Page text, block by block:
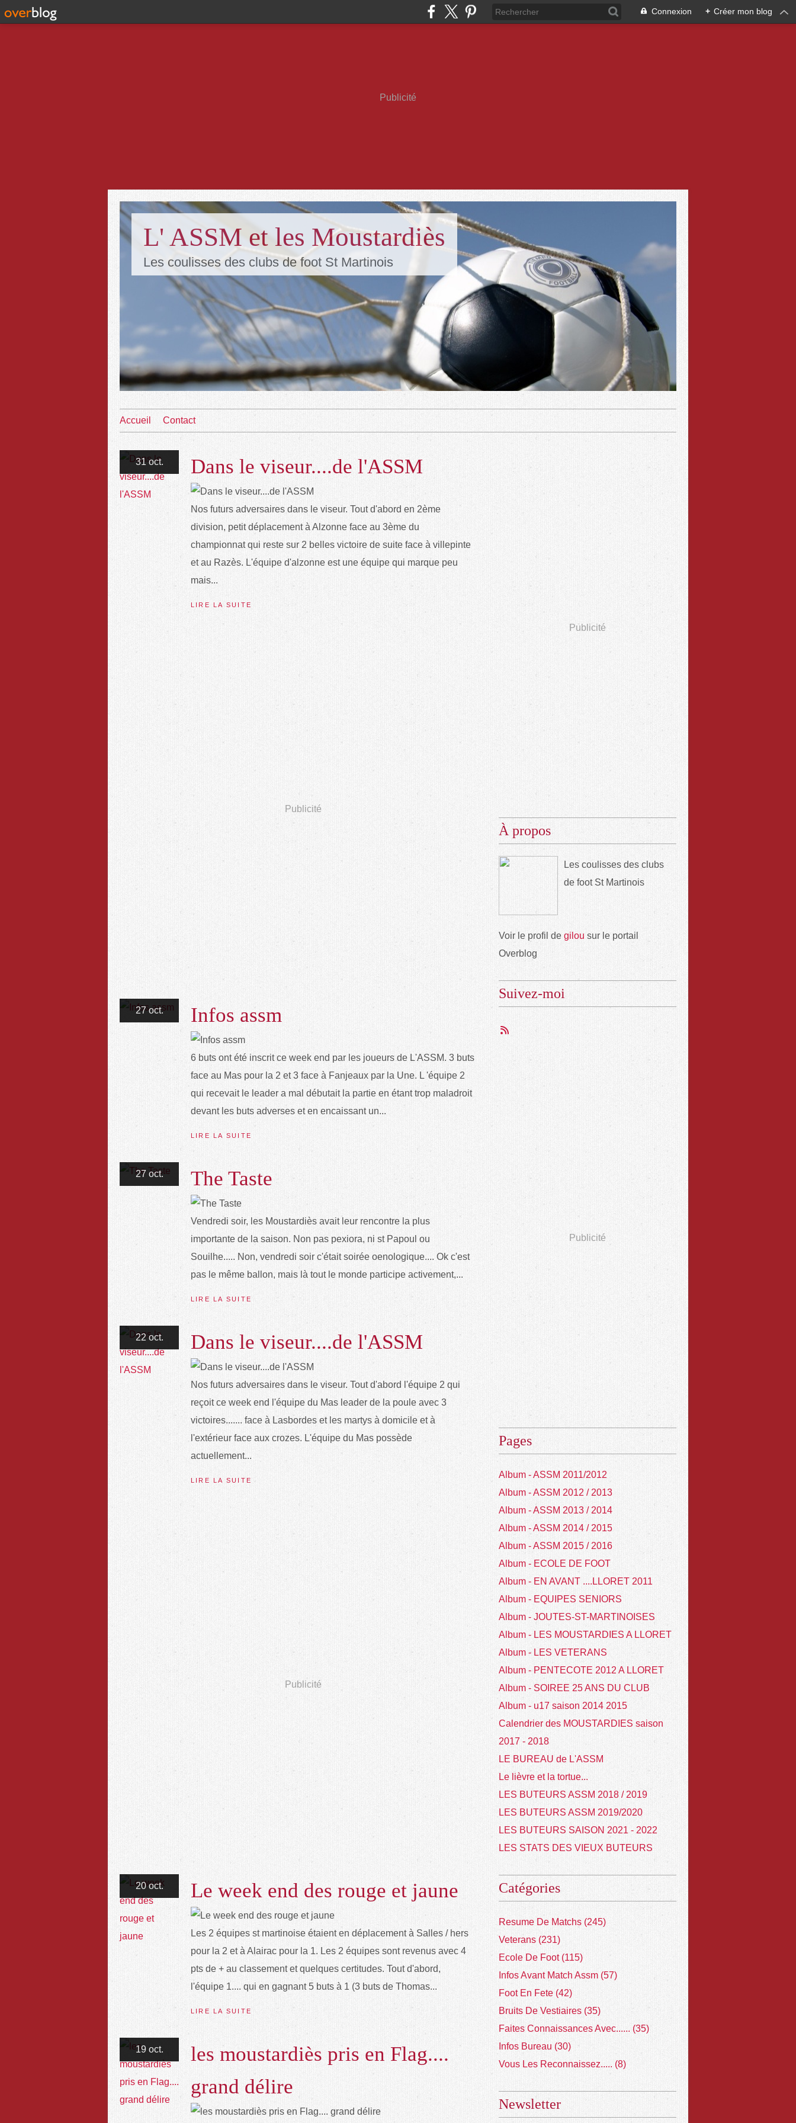
Connexion + Créer mon blog
Publicité
L' ASSM et les Moustardiès
Les coulisses des clubs de foot St Martinois
Accueil Contact
31 oct. Dans le viseur....de l'ASSM
Nos futurs adversaires dans le viseur. Tout d'abord en 2ème
division, petit déplacement à Alzonne face au 3ème du
championnat qui reste sur 2 belles victoire de suite face à villepinte
et au Razès. L'équipe d'alzonne est une équipe qui marque peu
mais...
LIRE LA SUITE
Publicité
27 oct. Infos assm
6 buts ont été inscrit ce week end par les joueurs de L'ASSM. 3 buts
face au Mas pour la 2 et 3 face à Fanjeaux par la Une. L 'équipe 2
qui recevait le leader a mal débutait la partie en étant trop maladroit
devant les buts adverses et en encaissant un...
LIRE LA SUITE
27 oct. The Taste
Vendredi soir, les Moustardiès avait leur rencontre la plus
importante de la saison. Non pas pexiora, ni st Papoul ou
Souilhe..... Non, vendredi soir c'était soirée oenologique.... Ok c'est
pas le même ballon, mais là tout le monde participe activement,...
LIRE LA SUITE
22 oct. Dans le viseur....de l'ASSM
Nos futurs adversaires dans le viseur. Tout d'abord l'équipe 2 qui
reçoit ce week end l'équipe du Mas leader de la poule avec 3
victoires....... face à Lasbordes et les martys à domicile et à
l'extérieur face aux crozes. L'équipe du Mas possède
actuellement...
LIRE LA SUITE
Publicité
20 oct. Le week end des rouge et jaune
Les 2 équipes st martinoise étaient en déplacement à Salles / hers
pour la 2 et à Alairac pour la 1. Les 2 équipes sont revenus avec 4
pts de + au classement et quelques certitudes. Tout d'abord,
l'équipe 1.... qui en gagnant 5 buts à 1 (3 buts de Thomas...
LIRE LA SUITE
19 oct.
les moustardiès pris en Flag....
grand délire
Publicité
À propos
Les coulisses des clubs
de foot St Martinois
Voir le profil de gilou sur le portail
Overblog
Suivez-moi
Publicité
Pages
Album - ASSM 2011/2012
Album - ASSM 2012 / 2013
Album - ASSM 2013 / 2014
Album - ASSM 2014 / 2015
Album - ASSM 2015 / 2016
Album - ECOLE DE FOOT
Album - EN AVANT ....LLORET 2011
Album - EQUIPES SENIORS
Album - JOUTES-ST-MARTINOISES
Album - LES MOUSTARDIES A LLORET
Album - LES VETERANS
Album - PENTECOTE 2012 A LLORET
Album - SOIREE 25 ANS DU CLUB
Album - u17 saison 2014 2015
Calendrier des MOUSTARDIES saison
2017 - 2018
LE BUREAU de L'ASSM
Le lièvre et la tortue...
LES BUTEURS ASSM 2018 / 2019
LES BUTEURS ASSM 2019/2020
LES BUTEURS SAISON 2021 - 2022
LES STATS DES VIEUX BUTEURS
Catégories
Resume De Matchs (245)
Veterans (231)
Ecole De Foot(115)
Infos Avant Match Assm (57)
Foot En Fete (42)
Bruits De Vestiaires (35)
Faites Connaissances Avec...... (35)
Infos Bureau (30)
Vous Les Reconnaissez..... (8)
Newsletter